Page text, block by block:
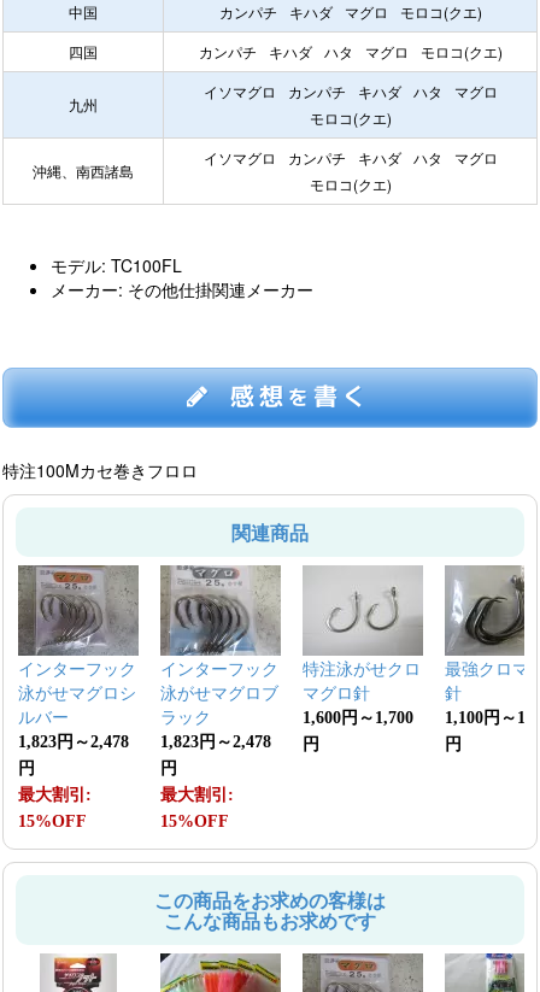
中国
カンパチ キハダ マグロ
モロコ(クエ)
四国
カンパチ キハダ ハタ マグロ モロコ(クエ)
九州
イソマグロ カンパチ キハダ ハタ
マグロ
モロコ(クエ)
沖縄、南西諸島
イソマグロ カンパチ キハダ ハタ
マグロ
モロコ(クエ)
モデル: TC100FL
メーカー: その他仕掛関連メーカー
感想を書く
特注100Mカセ巻きフロロ
関連商品
インターフック
泳がせマグロシ
ルバー
1,823円～2,478
円
最大割引:
15%OFF
インターフック
泳がせマグロブ
ラック
1,823円～2,478
円
最大割引:
15%OFF
特注泳がせクロ
マグロ針
1,600円～1,700
円
最強クロマ
針
1,100円～
円
この商品をお求めの客様は
こんな商品もお求めです